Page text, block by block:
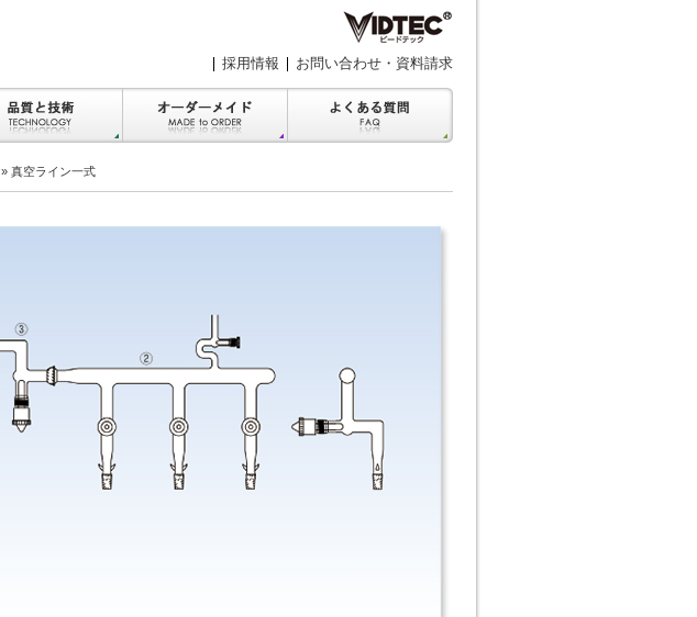
お問い合わせ・資料請求
採用情報
» 真空ライン一式